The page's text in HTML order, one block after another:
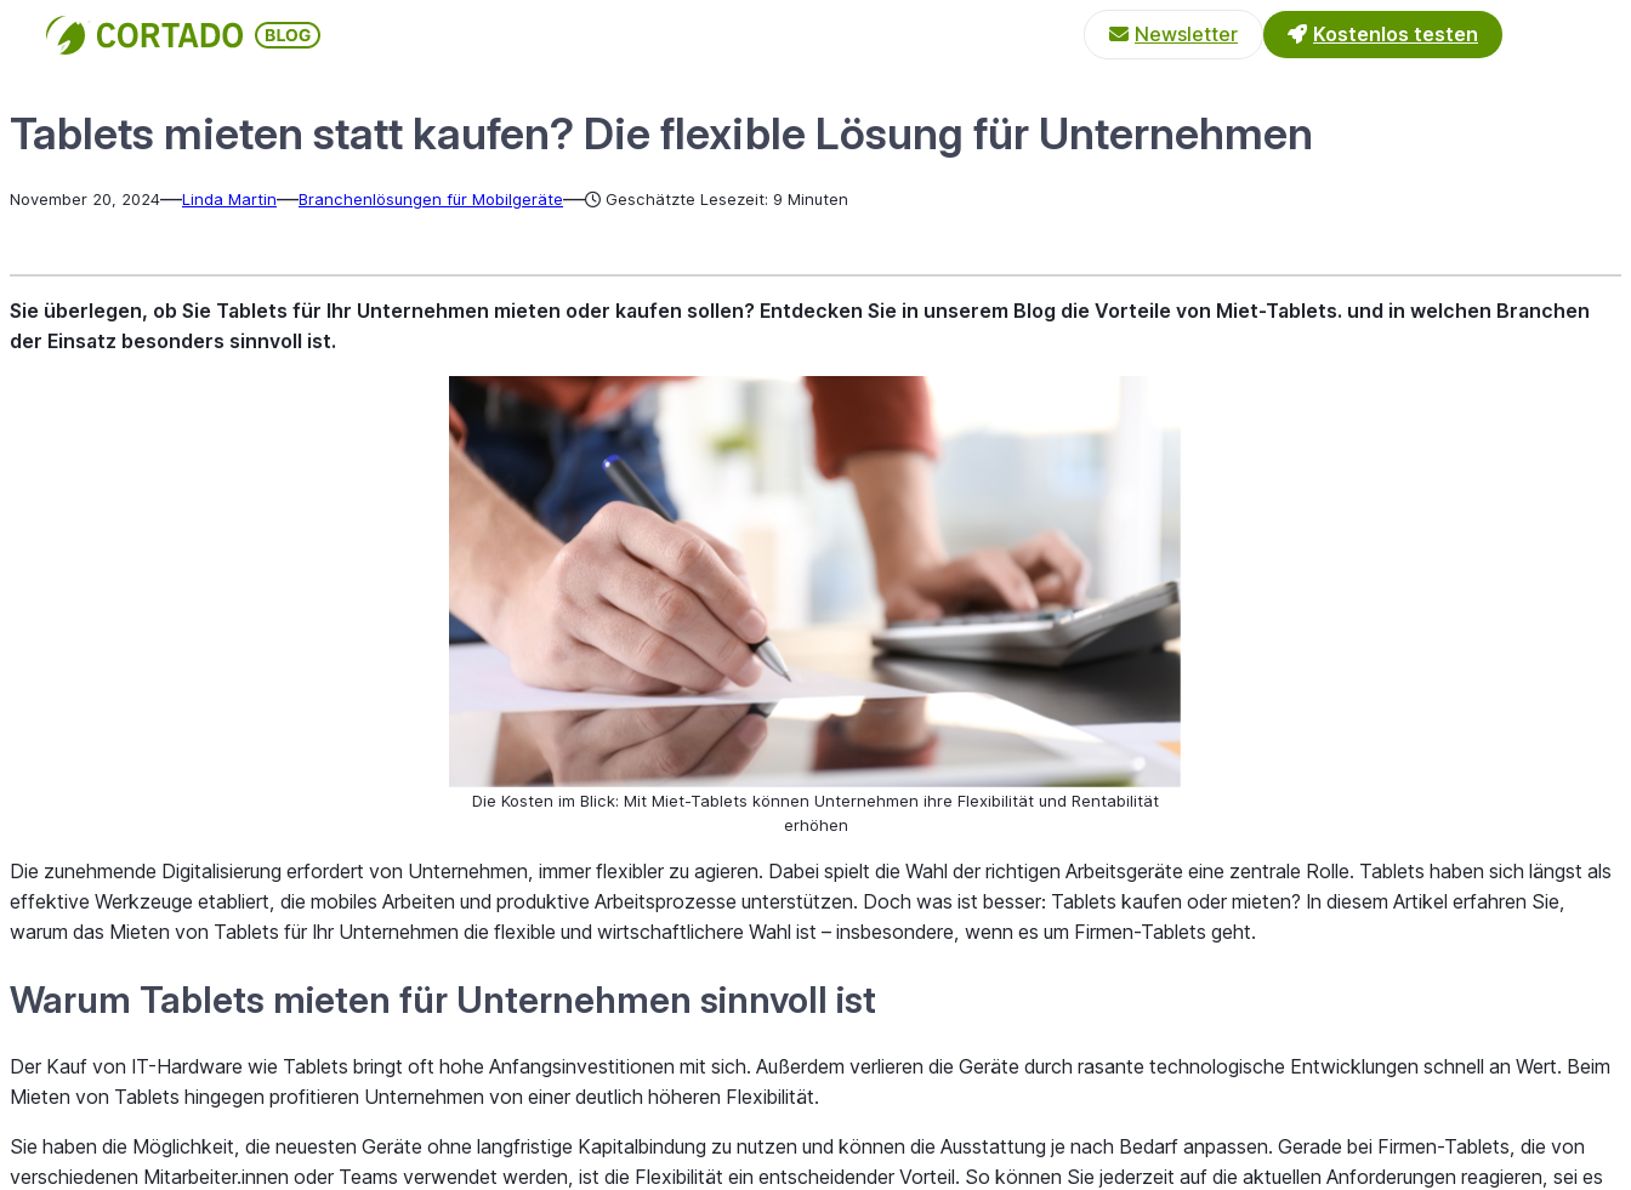
Direkt
wechseln
Newsletter Kostenlos testen
Tablets mieten statt kaufen? Die flexible Lösung für Unternehmen
November 20, 2024—Linda Martin—Branchenlösungen für Mobilgeräte— Geschätzte Lesezeit: 9 Minuten
Sie überlegen, ob Sie Tablets für Ihr Unternehmen mieten oder kaufen sollen? Entdecken Sie in unserem Blog die Vorteile von Miet-Tablets. und in welchen Branchen
der Einsatz besonders sinnvoll ist.
Die Kosten im Blick: Mit Miet-Tablets können Unternehmen ihre Flexibilität und Rentabilität
erhöhen
Die zunehmende Digitalisierung erfordert von Unternehmen, immer flexibler zu agieren. Dabei spielt die Wahl der richtigen Arbeitsgeräte eine zentrale Rolle. Tablets haben sich längst als
effektive Werkzeuge etabliert, die mobiles Arbeiten und produktive Arbeitsprozesse unterstützen. Doch was ist besser: Tablets kaufen oder mieten? In diesem Artikel erfahren Sie,
warum das Mieten von Tablets für Ihr Unternehmen die flexible und wirtschaftlichere Wahl ist – insbesondere, wenn es um Firmen-Tablets geht.
Warum Tablets mieten für Unternehmen sinnvoll ist
Der Kauf von IT-Hardware wie Tablets bringt oft hohe Anfangsinvestitionen mit sich. Außerdem verlieren die Geräte durch rasante technologische Entwicklungen schnell an Wert. Beim
Mieten von Tablets hingegen profitieren Unternehmen von einer deutlich höheren Flexibilität.
Sie haben die Möglichkeit, die neuesten Geräte ohne langfristige Kapitalbindung zu nutzen und können die Ausstattung je nach Bedarf anpassen. Gerade bei Firmen-Tablets, die von
verschiedenen Mitarbeiter.innen oder Teams verwendet werden, ist die Flexibilität ein entscheidender Vorteil. So können Sie jederzeit auf die aktuellen Anforderungen reagieren, sei es